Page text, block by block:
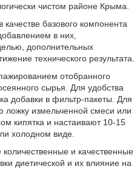
чистом районе Крыма.
базового компонента
в них,
дополнительных
технического результата.
отобранного
сырья. Для удобства
добавки в фильтр-пакеты. Для
ложку измельченной смеси или
кипятка и настаивают 10-15
холодном виде.
и качественные
диетической и их влияние на